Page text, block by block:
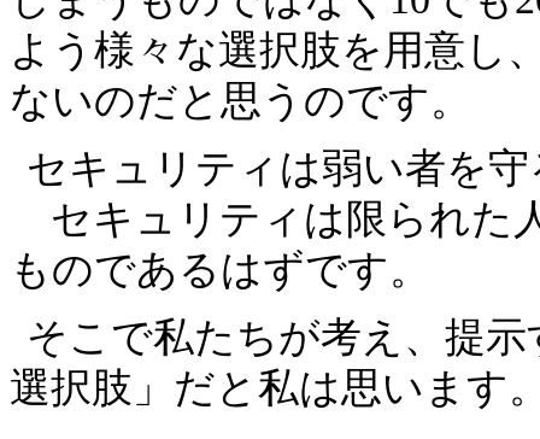
よう様々な選択肢を用意し
ないのだと思うのです。
セキュリティは弱い者を
セキュリティは限られた
ものであるはずです。
そこで私たちが考え、提
選択肢」だと私は思います